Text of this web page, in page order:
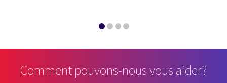
Comment pouvons-nous vous aider?